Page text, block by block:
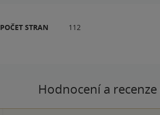
POČET STRAN 112
Hodnocení a